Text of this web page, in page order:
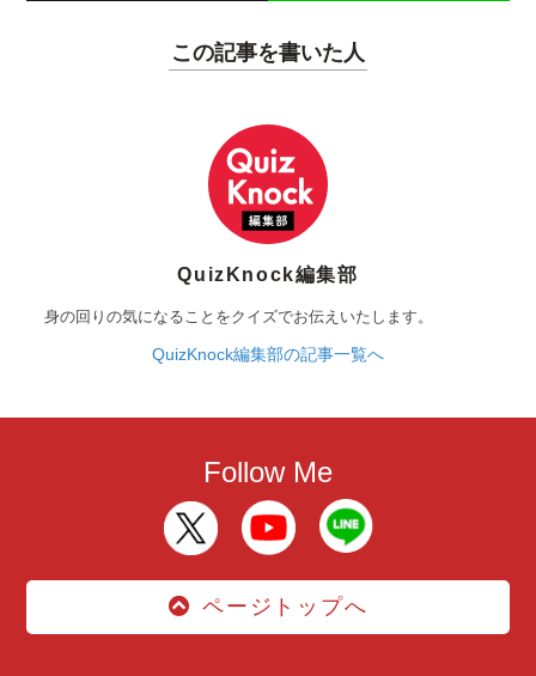
この記事を書いた人
QuizKnock編集部
身の回りの気になることをクイズでお伝えいたします。
QuizKnock編集部の記事一覧へ
Follow Me
ページトップへ